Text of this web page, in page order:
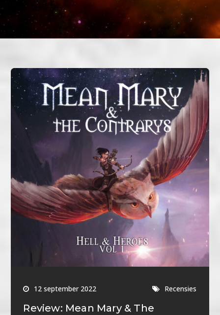
12 september 2022 Recensies
Review: Mean Mary & The